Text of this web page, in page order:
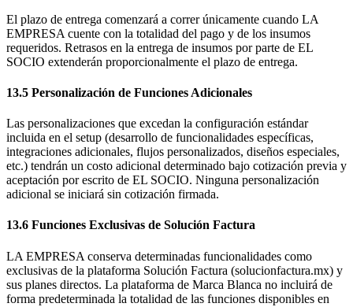
El plazo de entrega comenzará a correr únicamente cuando LA
EMPRESA cuente con la totalidad del pago y de los insumos
requeridos. Retrasos en la entrega de insumos por parte de EL
SOCIO extenderán proporcionalmente el plazo de entrega.
13.5 Personalización de Funciones Adicionales
Las personalizaciones que excedan la configuración estándar
incluida en el setup (desarrollo de funcionalidades específicas,
integraciones adicionales, flujos personalizados, diseños especiales,
etc.) tendrán un costo adicional determinado bajo cotización previa y
aceptación por escrito de EL SOCIO. Ninguna personalización
adicional se iniciará sin cotización firmada.
13.6 Funciones Exclusivas de Solución Factura
LA EMPRESA conserva determinadas funcionalidades como
exclusivas de la plataforma Solución Factura (solucionfactura.mx) y
sus planes directos. La plataforma de Marca Blanca no incluirá de
forma predeterminada la totalidad de las funciones disponibles en